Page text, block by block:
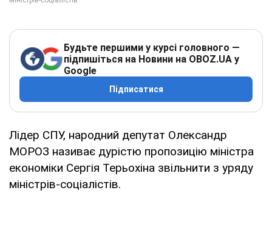
Будьте першими у курсі головного —
підпишіться на Новини на OBOZ.UA у
Google
Підписатися
Лідер СПУ, народний депутат Олександр
МОРОЗ називає дурістю пропозицію міністра
економіки Сергія Терьохіна звільнити з уряду
міністрів-соціалістів.